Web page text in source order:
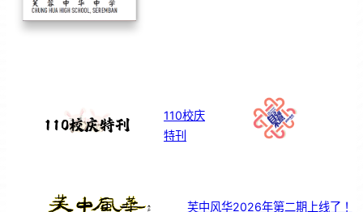
110校庆
特刊
芙中风华2026年第二期上线了！